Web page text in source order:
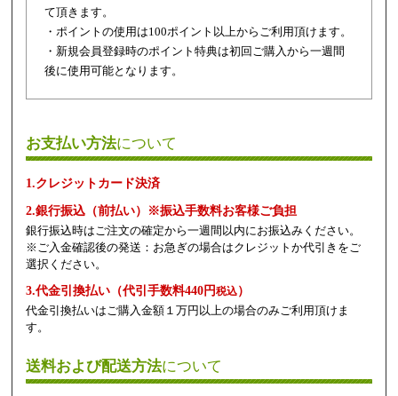
て頂きます。
・ポイントの使用は100ポイント以上からご利用頂けます。
・新規会員登録時のポイント特典は初回ご購入から一週間
後に使用可能となります。
お支払い方法について
1.クレジットカード決済
2.銀行振込（前払い）※振込手数料お客様ご負担
銀行振込時はご注文の確定から一週間以内にお振込みください。
※ご入金確認後の発送：お急ぎの場合はクレジットか代引きをご
選択ください。
3.代金引換払い（代引手数料440円税込）
代金引換払いはご購入金額１万円以上の場合のみご利用頂けま
す。
送料および配送方法について